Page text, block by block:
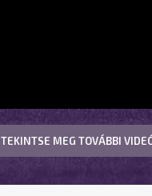
TEKINTSE MEG TOVÁBBI